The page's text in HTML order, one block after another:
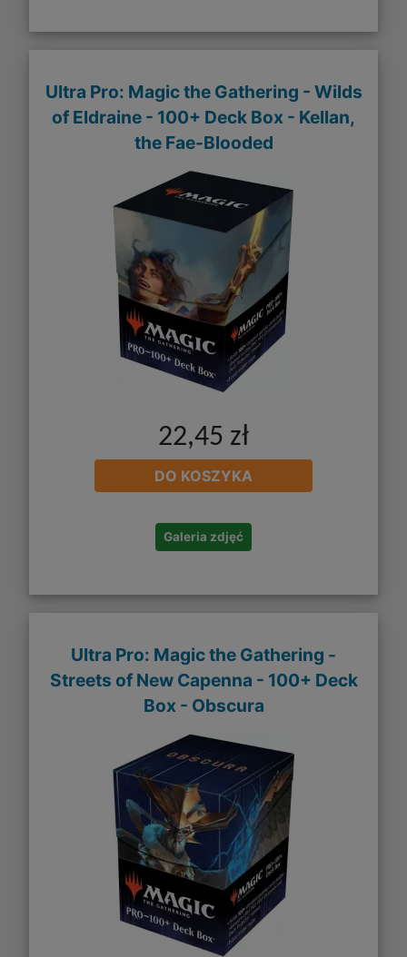
Ultra Pro: Magic the Gathering - Wilds
of Eldraine - 100+ Deck Box - Kellan,
the Fae-Blooded
22,45 zł
DO KOSZYKA
Galeria zdjęć
Ultra Pro: Magic the Gathering -
Streets of New Capenna - 100+ Deck
Box - Obscura